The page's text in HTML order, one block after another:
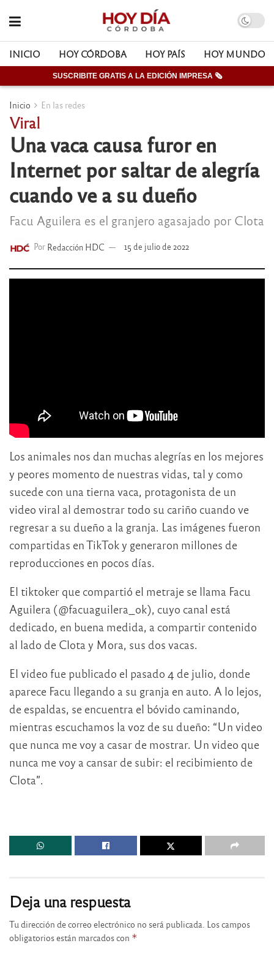
INICIO HOY CÓRDOBA HOY PAÍS HOY MUNDO
SUSCRIBITE GRATIS A LA EDICIÓN IMPRESA 🗞
Inicio En las redes
Viral
Una vaca causa furor en
Internet por saltar de alegría
cuando ve a su dueño
Facu Aguilera es el granjero agasajado por Clota
Por Redacción HDC 15 de julio de 2022
Los animales nos dan muchas alegrías en los mejores
y peores momento de nuestras vidas, tal y como
sucede con una tierna vaca, protagonista de un
video viral al demostrar todo su cariño cuando ve
regresar a su dueño a la granja. Las imágenes fueron
compartidas en TikTok y generaron millones de
reproducciones en pocos días.
El tiktoker que compartió el metraje se llama Facu
Aguilera (@facuaguilera_ok), cuyo canal está
dedicado, en buena medida, a compartir contenido
al lado de Clota y Mora, sus dos vacas.
El video fue publicado el pasado 4 de julio, donde
aparece Facu llegando a su granja en auto. A lo lejos,
de espaldas, se encuentra el bóvido caminando,
mientras escuchamos la voz de su dueño: “Un video
que nunca me voy a casar de mostrar. Un video que
nunca me voy a cansar de subir: el recibimiento de
Clota”.
Deja una respuesta
Tu dirección de correo electrónico no será publicada. Los campos
obligatorios están marcados con *